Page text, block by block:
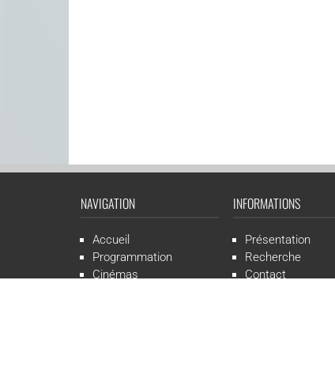
NAVIGATION
Accueil
Programmation
Cinémas
INFORMATIONS
Présentation
Recherche
Contact